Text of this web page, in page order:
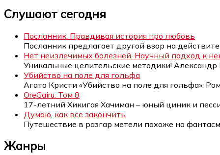
Слушают сегодня
Посланник. Правдивая история про любовь
Посланник предлагает другой взор на
Нет неизлечимых болезней. Научный подход к
Уникальные целительские методики! Александр
Убийство на поле для гольфа
Агата Кристи «Убийство на поле для гольфа».
OreGairu. Том 8
17-летний Хикигая Хачиман – юный циник и
Думаю, как все закончить
Путешествие в разгар метели похоже на
Жанры